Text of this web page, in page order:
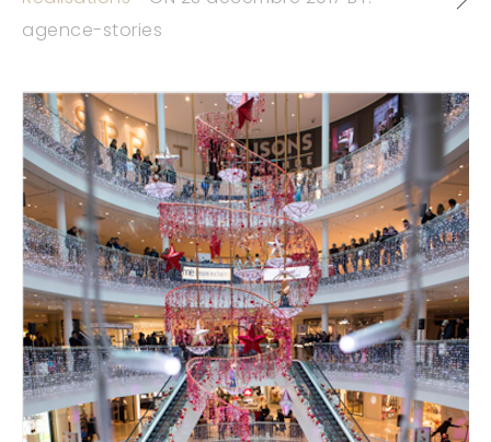
agence-stories